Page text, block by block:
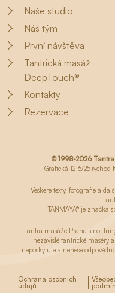
Naše studio
Náš tým
První návštěva
Tantrická masáž
DeepTouch®
Kontakty
Rezervace
© 1998-2026 Tantra
Grafická 1216/25 (vchod
Veškeré texty, fotografie a
TANMAYA® je značka
Tantra masáže Praha s.r.o.
nezávislé tantrické maséry
neposkytuje a nenese
Ochrana osobních
údajů